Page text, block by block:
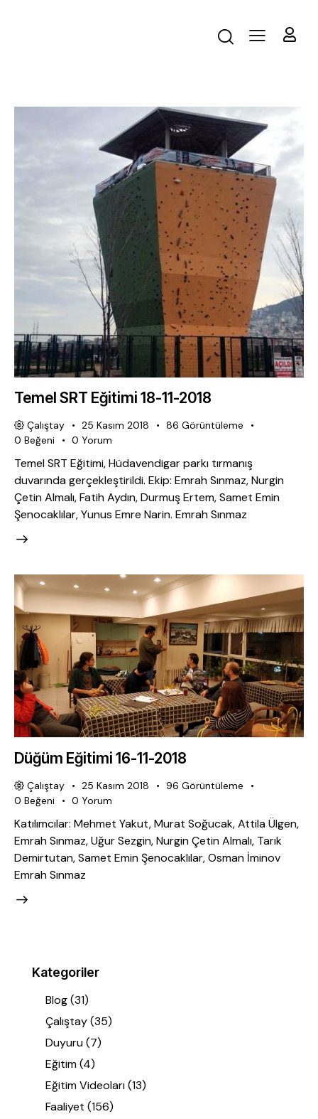
Temel SRT Eğitimi 18-11-2018
Çalıştay 25 Kasım 2018 86 Görüntüleme
0 Beğeni 0 Yorum
Temel SRT Eğitimi, Hüdavendigar parkı tırmanış
duvarında gerçekleştirildi. Ekip: Emrah Sınmaz, Nurgin
Çetin Almalı, Fatih Aydın, Durmuş Ertem, Samet Emin
Şenocaklılar, Yunus Emre Narin. Emrah Sınmaz
Düğüm Eğitimi 16-11-2018
Çalıştay 25 Kasım 2018 96 Görüntüleme
0 Beğeni 0 Yorum
Katılımcılar: Mehmet Yakut, Murat Soğucak, Attila Ülgen,
Emrah Sınmaz, Uğur Sezgin, Nurgin Çetin Almalı, Tarık
Demirtutan, Samet Emin Şenocaklılar, Osman İminov
Emrah Sınmaz
Kategoriler
Blog(31)
Çalıştay(35)
Duyuru(7)
Eğitim(4)
Eğitim Videoları(13)
Faaliyet (156)